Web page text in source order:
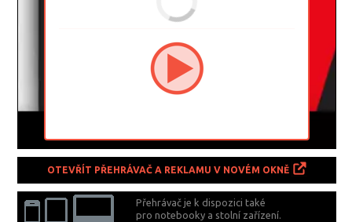
OTEVŘÍT PŘEHRÁVAČ A REKLAMU V NOVÉM OKNĚ
Přehrávač je k dispozici také
pro notebooky a stolní zařízení.